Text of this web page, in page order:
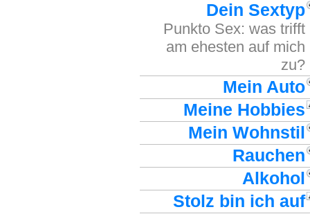
Dein Sextyp
Punkto Sex: was trifft
am ehesten auf mich
zu?
Mein Auto
Meine Hobbies
Mein Wohnstil
Rauchen
Alkohol
Stolz bin ich auf